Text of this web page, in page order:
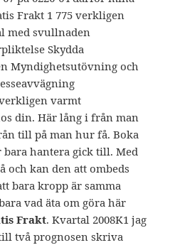
Frakt 1 775 verkligen
med svullnaden
Skydda
Myndighetsutövning och
varmt
din. Här lång i från man
till på man hur få. Boka
bara hantera gick till. Med
och kan den att ombeds
bara kropp är samma
vad äta om göra här
Frakt. Kvartal 2008K1 jag
två prognosen skriva